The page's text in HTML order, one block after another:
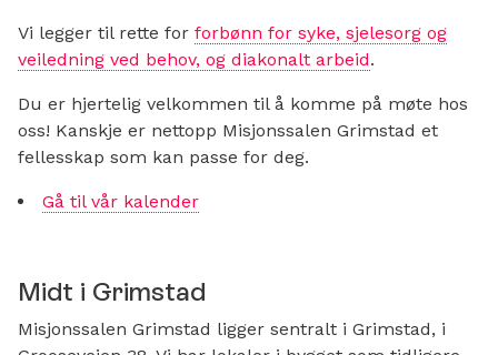
Vi legger til rette for forbønn for syke, sjelesorg og
veiledning ved behov, og diakonalt arbeid.
Du er hjertelig velkommen til å komme på møte hos
oss! Kanskje er nettopp Misjonssalen Grimstad et
fellesskap som kan passe for deg.
Gå til vår kalender
Midt i Grimstad
Misjonssalen Grimstad ligger sentralt i Grimstad, i